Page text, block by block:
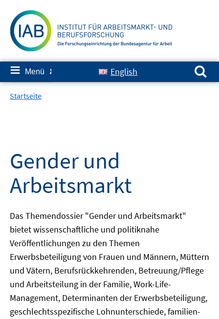
zum
Inhalt
≡ Menü ✘ English
Suchen nach:
Startseite
Gender und
Arbeitsmarkt
Das Themendossier "Gender und Arbeitsmarkt"
bietet wissenschaftliche und politiknahe
Veröffentlichungen zu den Themen
Erwerbsbeteiligung von Frauen und Männern, Müttern
und Vätern, Berufsrückkehrenden, Betreuung/Pflege
und Arbeitsteilung in der Familie, Work-Life-
Management, Determinanten der Erwerbsbeteiligung,
geschlechtsspezifische Lohnunterschiede, familien-